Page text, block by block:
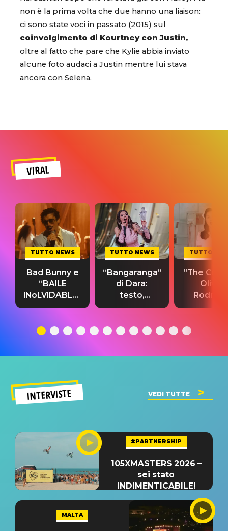
non è la prima volta che due hanno una liaison:
ci sono state voci in passato (2015) sul
coinvolgimento di Kourtney con Justin,
oltre al fatto che pare che Kylie abbia inviato
alcune foto audaci a Justin mentre lui stava
ancora con Selena.
VIRAL
TUTTO NEWS
Bad Bunny e
“BAILE
INoLVIDABLE”:
testo,
significato
TUTTO NEWS
“Bangaranga”
di Dara:
testo,
traduzione e
del singolo
TUTTO
“The
Olivia
testo,
INTERVISTE VEDI TUTTE
#PARTNERSHIP
105XMASTERS 2026 –
sei stato
INDIMENTICABILE!
MALTA